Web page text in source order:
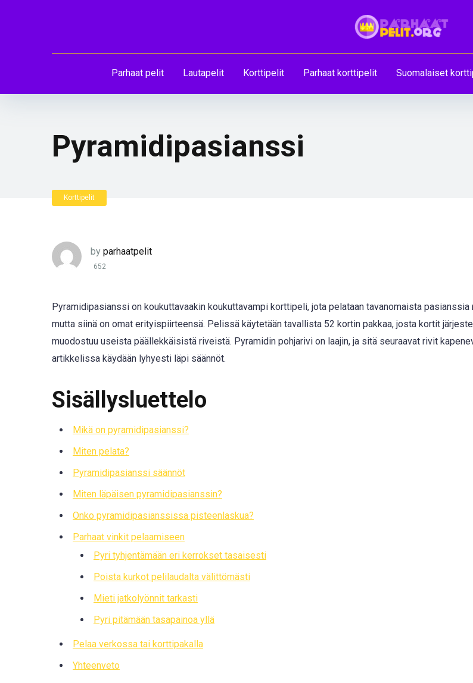
Parhaat pelit Lautapelit Korttipelit Parhaat korttipelit Suomalaiset
Pyramidipasianssi
Korttipelit
by parhaatpelit
652
Pyramidipasianssi on koukuttavaakin koukuttavampi korttipeli, jota pelataan tavanomaista pasianssia
mutta siinä on omat erityispiirteensä. Pelissä käytetään tavallista 52 kortin pakkaa, josta kortit
muodostuu useista päällekkäisistä riveistä. Pyramidin pohjarivi on laajin, ja sitä seuraavat rivit
artikkelissa käydään lyhyesti läpi säännöt.
Sisällysluettelo
Mikä on pyramidipasianssi?
Miten pelata?
Pyramidipasianssi säännöt
Miten läpäisen pyramidipasianssin?
Onko pyramidipasianssissa pisteenlaskua?
Parhaat vinkit pelaamiseen
Pyri tyhjentämään eri kerrokset tasaisesti
Poista kurkot pelilaudalta välittömästi
Mieti jatkolyönnit tarkasti
Pyri pitämään tasapainoa yllä
Pelaa verkossa tai korttipakalla
Yhteenveto